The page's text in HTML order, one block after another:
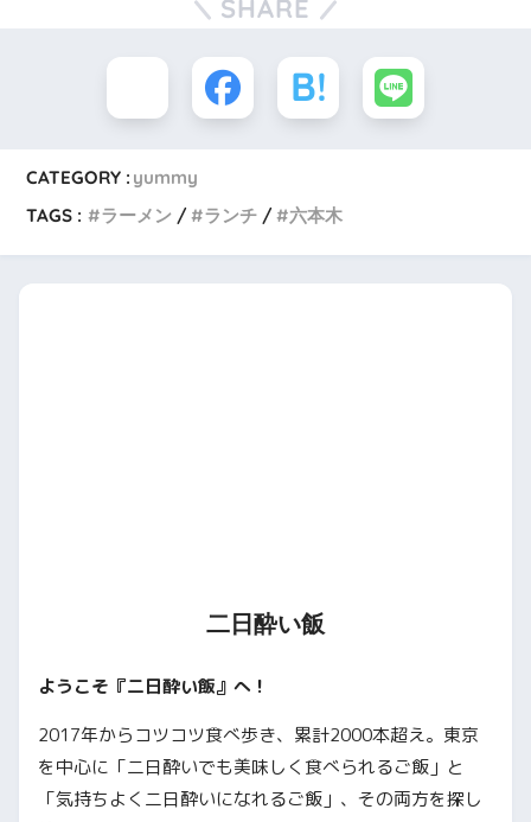
SHARE
CATEGORY : yummy
TAGS :
ラーメン ランチ 六本木
二日酔い飯
ようこそ『二日酔い飯』へ！
2017年からコツコツ食べ歩き、累計2000本超え。東京
を中心に「二日酔いでも美味しく食べられるご飯」と
「気持ちよく二日酔いになれるご飯」、その両方を探し